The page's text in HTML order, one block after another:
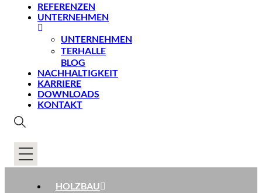
REFERENZEN
UNTERNEHMEN
UNTERNEHMEN
TERHALLE
BLOG
NACHHALTIGKEIT
KARRIERE
DOWNLOADS
KONTAKT
HOLZBAU